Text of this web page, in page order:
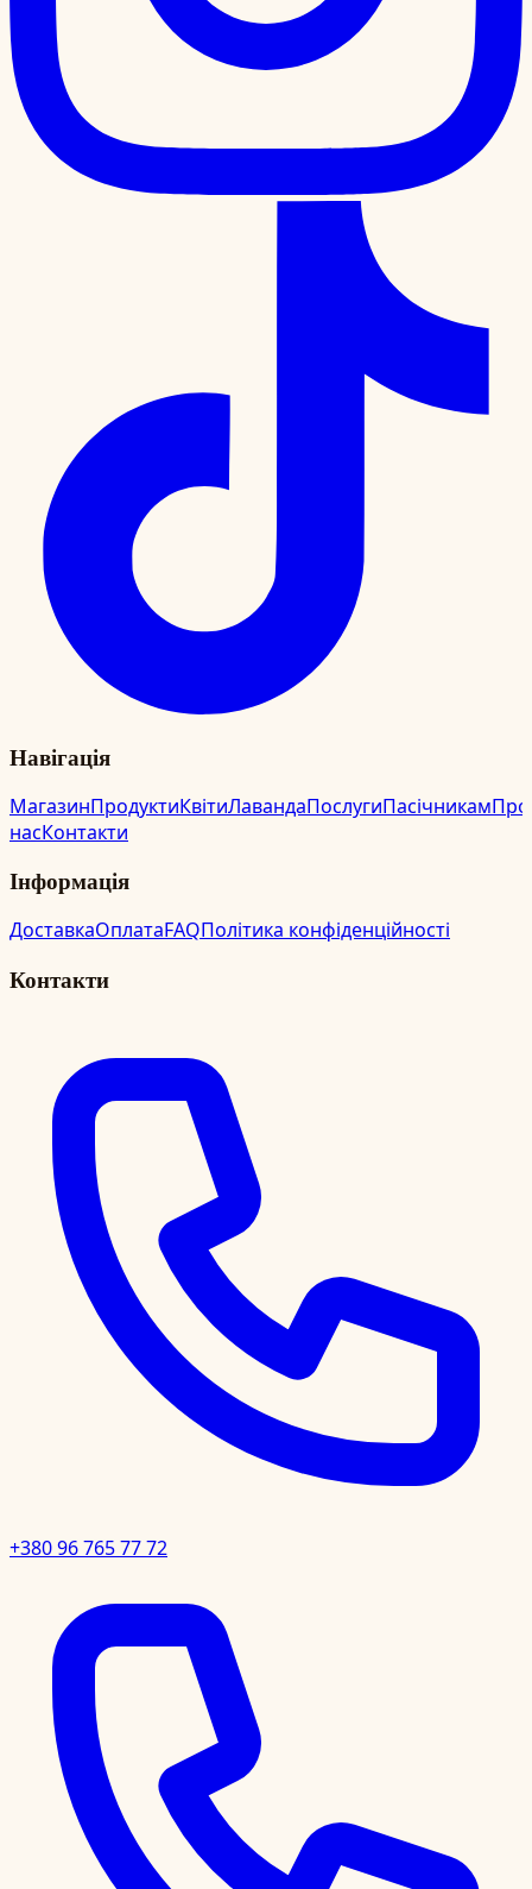
Навігація
МагазинПродуктиКвітиЛавандаПослугиПасічникамПро
насКонтакти
Інформація
ДоставкаОплатаFAQПолітика конфіденційності
Контакти
+380 96 765 77 72